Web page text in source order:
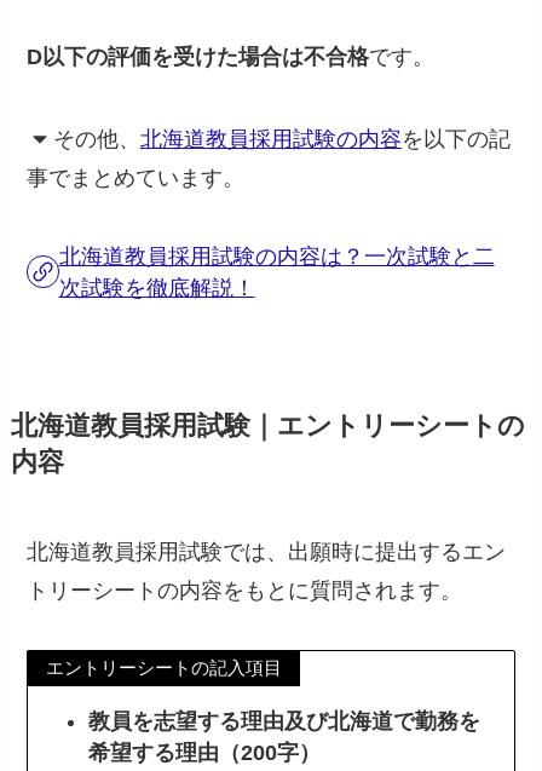
D以下の評価を受けた場合は不合格です。
その他、 北海道教員採用試験の内容を以下の記
事でまとめています。
北海道教員採用試験の内容は？一次試験と二
次試験を徹底解説！
北海道教員採用試験｜エントリーシートの
内容
北海道教員採用試験では、出願時に提出するエン
トリーシートの内容をもとに質問されます。
エントリーシートの記入項目
教員を志望する理由及び北海道で勤務を
希望する理由（200字）